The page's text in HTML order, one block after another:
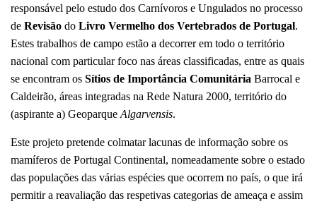
responsável pelo estudo dos Carnívoros e Ungulados no processo
de Revisão do Livro Vermelho dos Vertebrados de Portugal.
Estes trabalhos de campo estão a decorrer em todo o território
nacional com particular foco nas áreas classificadas, entre as quais
se encontram os Sítios de Importância Comunitária Barrocal e
Caldeirão, áreas integradas na Rede Natura 2000, território do
(aspirante a) Geoparque Algarvensis.
Este projeto pretende colmatar lacunas de informação sobre os
mamíferos de Portugal Continental, nomeadamente sobre o estado
das populações das várias espécies que ocorrem no país, o que irá
permitir a reavaliação das respetivas categorias de ameaça e assim